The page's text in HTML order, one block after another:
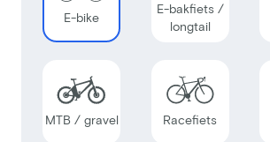
E-bike
E-bakfiets /
longtail
MTB / gravel Racefiets